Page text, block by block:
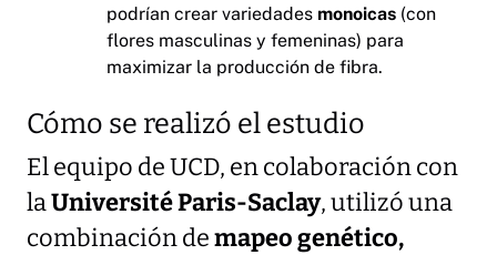
podrían crear variedades monoicas (con
flores masculinas y femeninas) para
maximizar la producción de fibra.
Cómo se realizó el estudio
El equipo de UCD, en colaboración con
laUniversité Paris-Saclay, utilizó una
combinación demapeo genético,